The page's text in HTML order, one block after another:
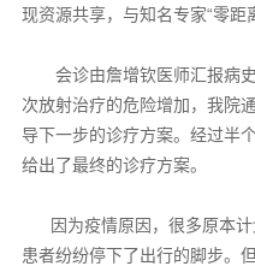
现资源共享，与知名专家“零距
会诊由詹增钦医师汇报病史
次放射治疗的危险增加，我院
导下一步的诊疗方案。经过半
给出了最终的诊疗方案。
因为疫情原因，很多原本计
患者纷纷停下了出行的脚步。